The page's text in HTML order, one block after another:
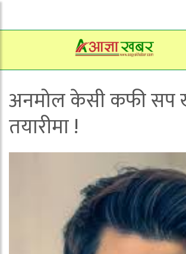
अनमोल केसी कफी सप
तयारीमा !